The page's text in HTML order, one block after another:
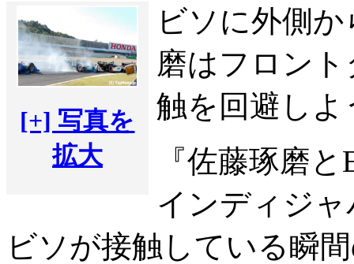
[+] 写真を
拡大
ビソに外側
磨はフロン
触を回避し
『佐藤琢磨
インディジ
ビソが接触している瞬